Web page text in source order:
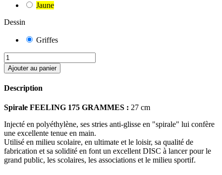
Jaune
Dessin
Griffes
Ajouter au panier
Description
Spirale FEELING 175 GRAMMES : 27 cm
Injecté en polyéthylène, ses stries anti-glisse en "spirale" lui confère
une excellente tenue en main.
Utilisé en milieu scolaire, en ultimate et le loisir, sa qualité de
fabrication et sa solidité en font un excellent DISC à lancer pour le
grand public, les scolaires, les associations et le milieu sportif.